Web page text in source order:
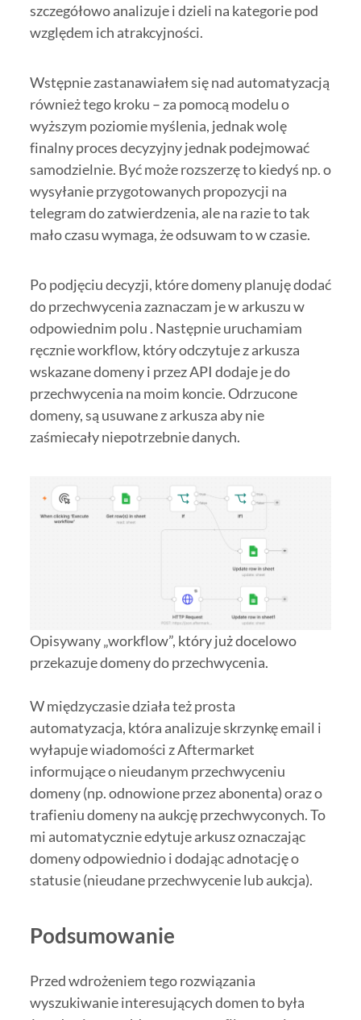
szczegółowo analizuje i dzieli na kategorie pod
względem ich atrakcyjności.
Wstępnie zastanawiałem się nad automatyzacją
również tego kroku – za pomocą modelu o
wyższym poziomie myślenia, jednak wolę
finalny proces decyzyjny jednak podejmować
samodzielnie. Być może rozszerzę to kiedyś np. o
wysyłanie przygotowanych propozycji na
telegram do zatwierdzenia, ale na razie to tak
mało czasu wymaga, że odsuwam to w czasie.
Po podjęciu decyzji, które domeny planuję dodać
do przechwycenia zaznaczam je w arkuszu w
odpowiednim polu . Następnie uruchamiam
ręcznie workflow, który odczytuje z arkusza
wskazane domeny i przez API dodaje je do
przechwycenia na moim koncie. Odrzucone
domeny, są usuwane z arkusza aby nie
zaśmiecały niepotrzebnie danych.
Opisywany „workflow”, który już docelowo
przekazuje domeny do przechwycenia.
W międzyczasie działa też prosta
automatyzacja, która analizuje skrzynkę email i
wyłapuje wiadomości z Aftermarket
informujące o nieudanym przechwyceniu
domeny (np. odnowione przez abonenta) oraz o
trafieniu domeny na aukcję przechwyconych. To
mi automatycznie edytuje arkusz oznaczając
domeny odpowiednio i dodając adnotację o
statusie (nieudane przechwycenie lub aukcja).
Podsumowanie
Przed wdrożeniem tego rozwiązania
wyszukiwanie interesujących domen to była